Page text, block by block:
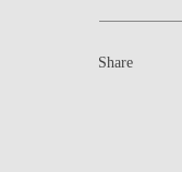
Share